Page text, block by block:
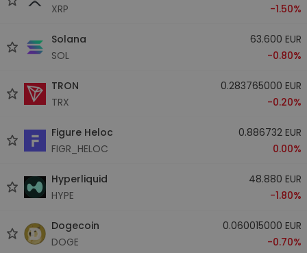
XRP
-1.50%
Solana
SOL
63.600 EUR
-0.80%
TRON
TRX
0.283765000 EUR
-0.20%
Figure Heloc
FIGR_HELOC
0.886732 EUR
0.00%
Hyperliquid
HYPE
48.880 EUR
-1.80%
Dogecoin
DOGE
0.060015000 EUR
-0.70%